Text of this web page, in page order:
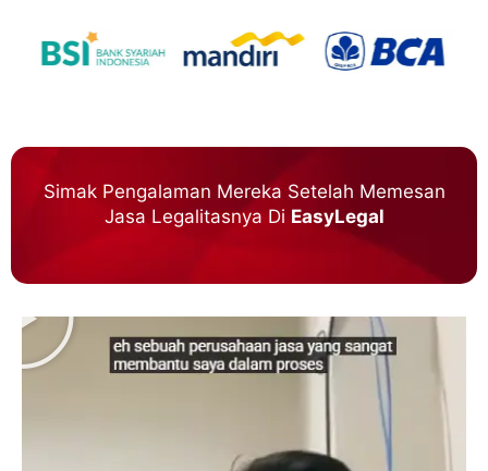
Simak Pengalaman Mereka Setelah Memesan
Jasa Legalitasnya Di EasyLegal